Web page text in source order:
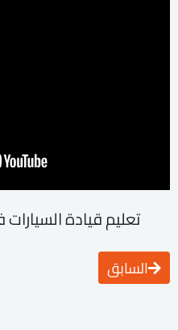
تعليم قيادة السيارات
السابق